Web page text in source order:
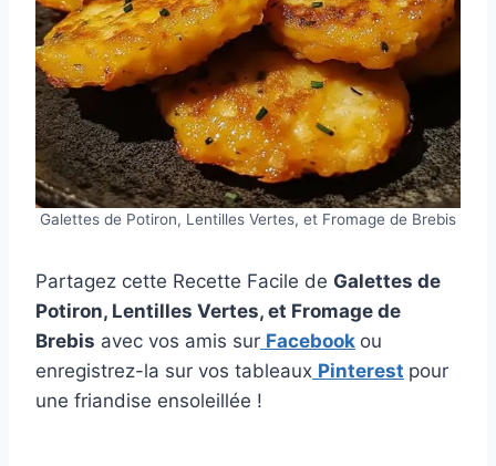
Galettes de Potiron, Lentilles Vertes, et Fromage de Brebis
Partagez cette Recette Facile de Galettes de
Potiron, Lentilles Vertes, et Fromage de
Brebis avec vos amis sur Facebook ou
enregistrez-la sur vos tableaux Pinterest pour
une friandise ensoleillée !